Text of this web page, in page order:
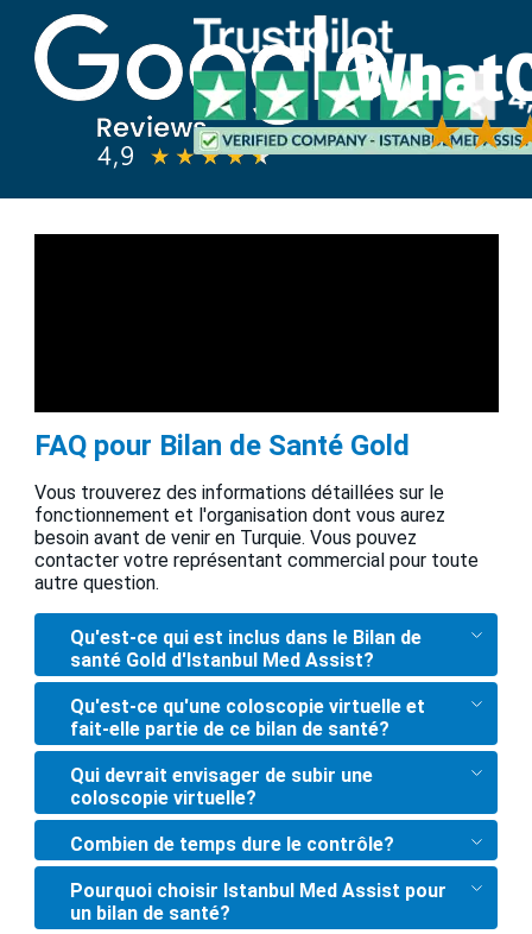
FAQ pour Bilan de Santé Gold
Vous trouverez des informations détaillées sur le
fonctionnement et l'organisation dont vous aurez
besoin avant de venir en Turquie. Vous pouvez
contacter votre représentant commercial pour toute
autre question.
Qu'est-ce qui est inclus dans le Bilan de
santé Gold d'Istanbul Med Assist?
Qu'est-ce qu'une coloscopie virtuelle et
fait-elle partie de ce bilan de santé?
Qui devrait envisager de subir une
coloscopie virtuelle?
Combien de temps dure le contrôle?
Pourquoi choisir Istanbul Med Assist pour
un bilan de santé?